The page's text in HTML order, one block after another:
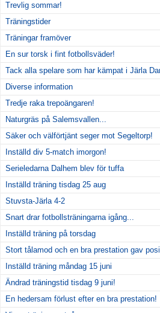
Trevlig sommar!
Träningstider
Träningar framöver
En sur torsk i fint fotbollsväder!
Tack alla spelare som har kämpat i Järla
Diverse information
Tredje raka trepoängaren!
Naturgräs på Salemsvallen...
Säker och välförtjänt seger mot Segeltorp!
Inställd div 5-match imorgon!
Serieledarna Dalhem blev för tuffa
Inställd träning tisdag 25 aug
Stuvsta-Järla 4-2
Snart drar fotbollsträningarna igång...
Inställd träning på torsdag
Stort tålamod och en bra prestation gav
Inställd träning måndag 15 juni
Ändrad träningstid tisdag 9 juni!
En hedersam förlust efter en bra prestation!